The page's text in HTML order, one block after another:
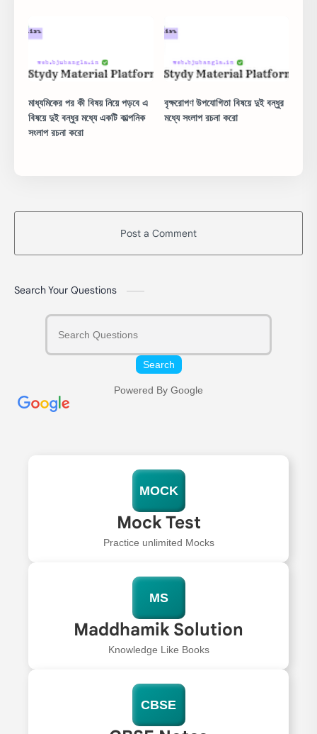
মাধ্যমিকের পর কী বিষয় নিয়ে পড়বে এ
বিষয়ে দুই বন্ধুর মধ্যে একটি কাল্পনিক
সংলাপ রচনা করো
বৃক্ষরোপণ উপযোগিতা বিষয়ে দুই বন্ধুর
মধ্যে সংলাপ রচনা করো
Post a Comment
Search Your Questions
Search
Powered By Google
MOCK
Mock Test
Practice unlimited Mocks
MS
Maddhamik Solution
Knowledge Like Books
CBSE